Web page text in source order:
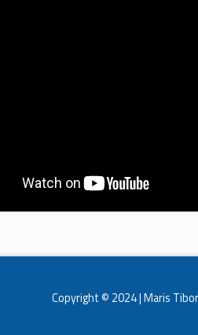
Copyright © 2024 | Maris